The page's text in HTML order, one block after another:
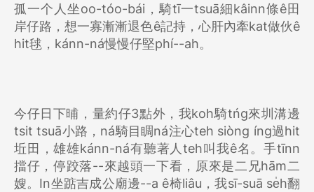
孤一个人坐oo-tóo-bái，騎tī一tsuā細kâinn條ê田
岸仔路，想一寡漸漸退色ê記持，心肝內牽kat做伙ê
hit毬，kánn-ná慢慢仔堅phí--ah。
今仔日下晡，量約仔3點外，我koh騎tńg來圳溝邊
tsit tsuā小路，ná騎目睭ná注心teh siòng íng過hit
坵田，雄雄kánn-ná有聽著人teh叫我ê名。手tīnn
擋仔，停跤落--來越頭一下看，原來是二兄hām二
嫂。In坐踮吉成公廟邊--a ê椅liâu，我sī-suā se̍h翻